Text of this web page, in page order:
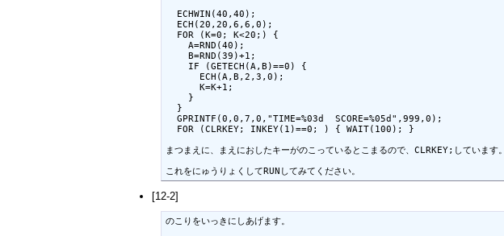
  ECHWIN(40,40);
  ECH(20,20,6,6,0);
  FOR (K=0; K<20;) {
    A=RND(40);
    B=RND(39)+1;
    IF (GETECH(A,B)==0) {
      ECH(A,B,2,3,0);
      K=K+1;
    }
  }
  GPRINTF(0,0,7,0,"TIME=%03d  SCORE=%05d",999,0);
  FOR (CLRKEY; INKEY(1)==0; ) { WAIT(100); }
まつまえに、まえにおしたキーがのこっているとこまるので、CLRKEY;しています。
これをにゅうりょくしてRUNしてみてください。
[12-2]
のこりをいっきにしあげます。